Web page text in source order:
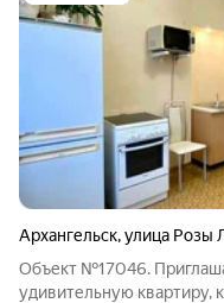
Архангельск,улица Розы
Объект №17046.
удивительную квартиру,